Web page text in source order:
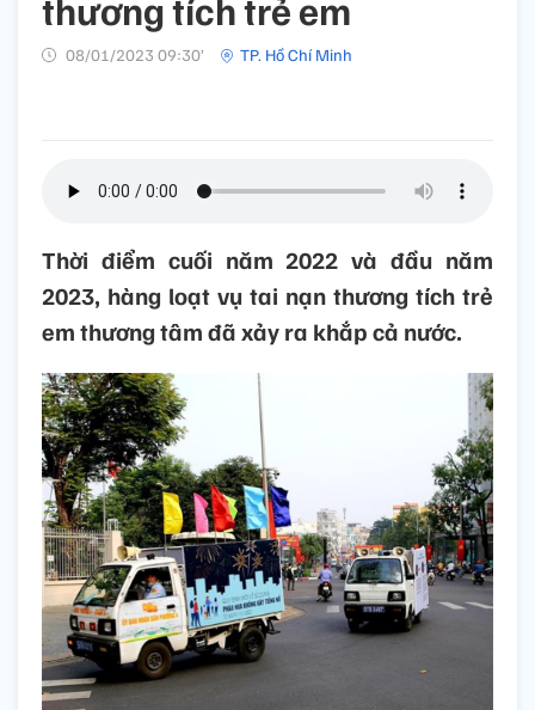
thương tích trẻ em
08/01/2023 09:30’ TP. Hồ Chí Minh
Thời điểm cuối năm 2022 và đầu năm
2023, hàng loạt vụ tai nạn thương tích trẻ
em thương tâm đã xảy ra khắp cả nước.